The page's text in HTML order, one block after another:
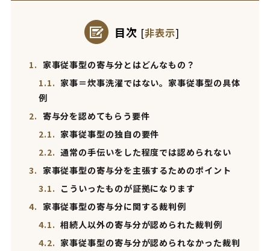
目次 [非表示]
1. 家事従事型の寄与分とはどんなもの？
1.1. 家事＝炊事洗濯ではない。家事従事型の具体
例
2. 寄与分を認めてもらう要件
2.1. 家事従事型の独自の要件
2.2. 通常の手伝いをした程度では認められない
3. 家事従事型の寄与分を主張するためのポイント
3.1. こういったものが証拠になります
4. 家事従事型の寄与分に関する裁判例
4.1. 相続人以外の寄与分が認められた裁判例
4.2. 家事従事型の寄与分が認められなかった裁判